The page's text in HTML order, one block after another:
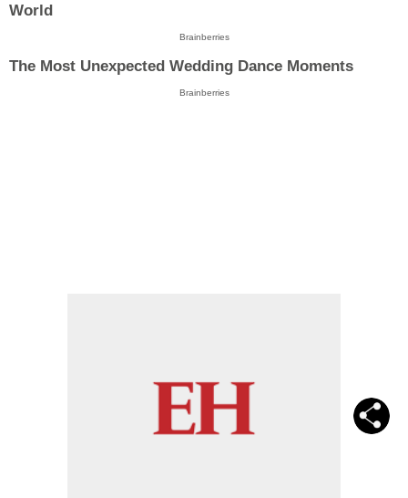
World
Brainberries
The Most Unexpected Wedding Dance Moments
Brainberries